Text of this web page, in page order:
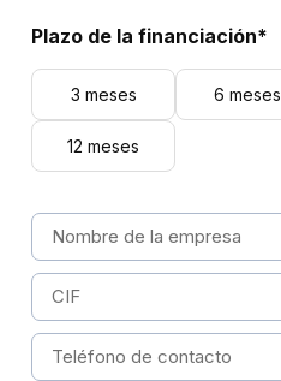
Plazo de la financiación*
3 meses 6 meses
12 meses